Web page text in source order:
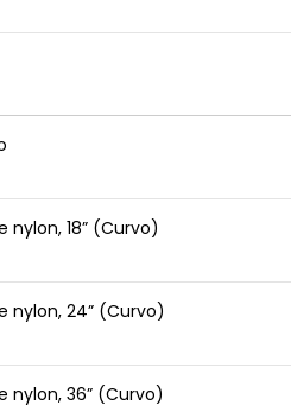
nylon, 18” (Curvo)
nylon, 24” (Curvo)
nylon, 36” (Curvo)